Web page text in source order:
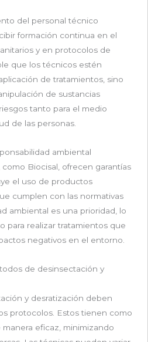
del personal técnico
formación continua en el
y en protocolos de
que los técnicos estén
de tratamientos, sino
de sustancias
tanto para el medio
de las personas.
ambiental
Biocisal, ofrecen garantías
el uso de productos
cumplen con las normativas
ambiental es una prioridad, lo
para realizar tratamientos que
negativos en el entorno.
de desinsectación y
y desratización deben
protocolos. Estos tienen como
eficaz, minimizando